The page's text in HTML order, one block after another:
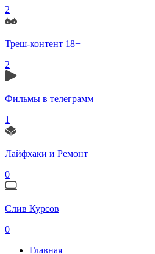
2
Треш-контент 18+
2
Фильмы в телеграмм
1
Лайфхаки и Ремонт
0
Слив Курсов
0
Главная